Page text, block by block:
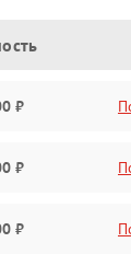
₽
₽
₽